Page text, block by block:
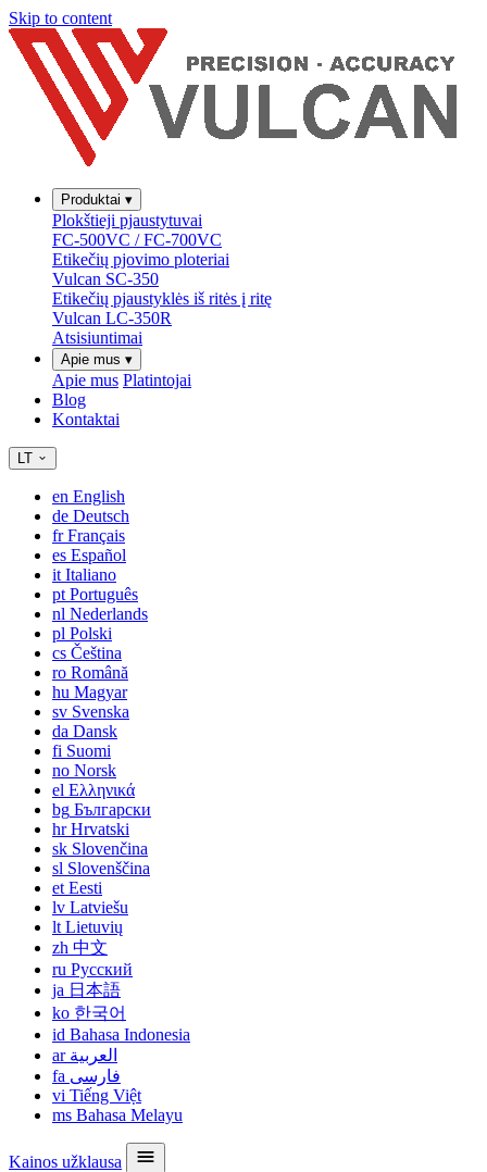
Skip to content
Produktai ▾
Plokštieji pjaustytuvai
FC-500VC / FC-700VC
Etikečių pjovimo ploteriai
Vulcan SC-350
Etikečių pjaustyklės iš ritės į ritę
Vulcan LC-350R
Atsisiuntimai
Apie mus ▾
Apie mus Platintojai
Blog
Kontaktai
LT
en English
de Deutsch
frFrançais
es Español
it Italiano
pt Português
nl Nederlands
pl Polski
cs Čeština
ro Română
hu Magyar
sv Svenska
da Dansk
fi Suomi
no Norsk
el Ελληνικά
bg Български
hrHrvatski
sk Slovenčina
sl Slovenščina
et Eesti
lv Latviešu
lt Lietuvių
zh 中文
ru Русский
ja 日本語
ko 한국어
id Bahasa Indonesia
ar العربية
fa فارسی
vi Tiếng Việt
ms Bahasa Melayu
Kainos užklausa